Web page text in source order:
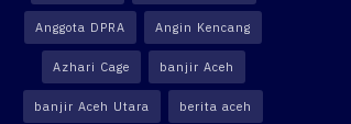
Anggota DPRA Angin Kencang
Azhari Cage banjir Aceh
banjir Aceh Utara berita aceh